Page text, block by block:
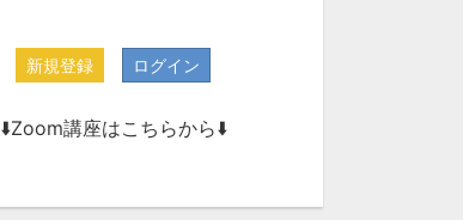
新規登録 ログイン
⬇️Zoom講座はこちらから⬇️